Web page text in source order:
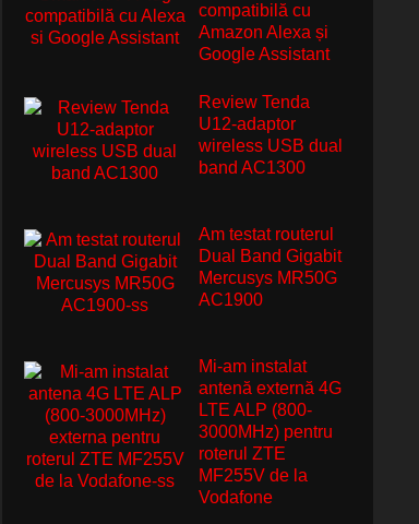
compatibilă cu
Amazon Alexa și
Google Assistant
Review Tenda
U12-adaptor
wireless USB dual
band AC1300
Am testat routerul
Dual Band Gigabit
Mercusys MR50G
AC1900
Mi-am instalat
antenă externă 4G
LTE ALP (800-
3000MHz) pentru
roterul ZTE
MF255V de la
Vodafone